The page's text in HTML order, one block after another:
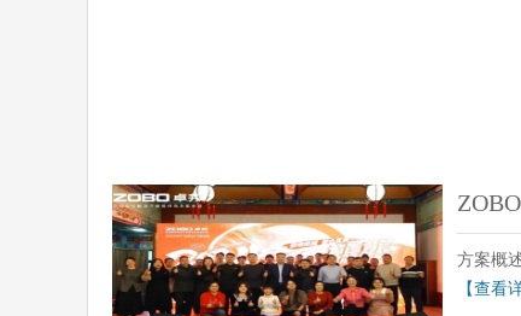
方案概
【查看